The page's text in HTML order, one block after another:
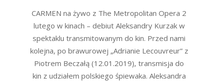
29
CARMEN na żywo z The Metropolitan Opera 2
lutego w kinach – debiut Aleksandry Kurzak w
spektaklu transmitowanym do kin. Przed nami
kolejna, po brawurowej „Adrianie Lecouvreur” z
Piotrem Beczałą (12.01.2019), transmisja do
kin z udziałem polskiego śpiewaka. Aleksandra